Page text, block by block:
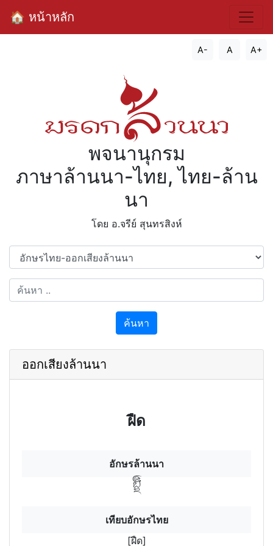
🏠 หน้าหลัก
A- A A+
พจนานุกรม
ภาษาล้านนา-ไทย, ไทย-ล้าน
นา
โดย อ.จรีย์​ สุนทรสิงห์
ค้นหา
ออกเสียงล้านนา
ฝืด
อักษรล้านนา
ฝืดฯ
เทียบอักษรไทย
[ฝืด]